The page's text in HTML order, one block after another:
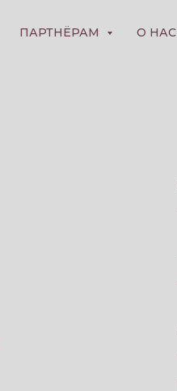
ПАРТНЁРАМ О НАС